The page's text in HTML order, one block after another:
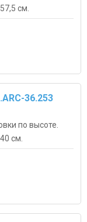
см.
36.253
по высоте.
см.